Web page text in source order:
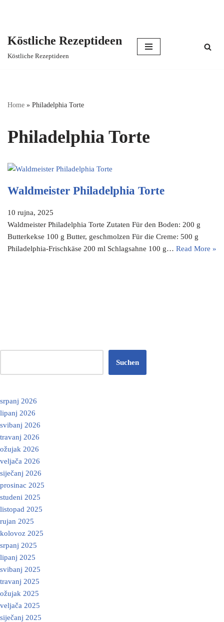
Köstliche Rezeptideen
Köstliche Rezeptideen
Home » Philadelphia Torte
Philadelphia Torte
Waldmeister Philadelphia Torte
10 rujna, 2025
Waldmeister Philadelphia Torte Zutaten Für den Boden: 200 g
Butterkekse 100 g Butter, geschmolzen Für die Creme: 500 g
Philadelphia-Frischkäse 200 ml Schlagsahne 100 g… Read More »
Suchen
srpanj 2026
lipanj 2026
svibanj 2026
travanj 2026
ožujak 2026
veljača 2026
siječanj 2026
prosinac 2025
studeni 2025
listopad 2025
rujan 2025
kolovoz 2025
srpanj 2025
lipanj 2025
svibanj 2025
travanj 2025
ožujak 2025
veljača 2025
siječanj 2025